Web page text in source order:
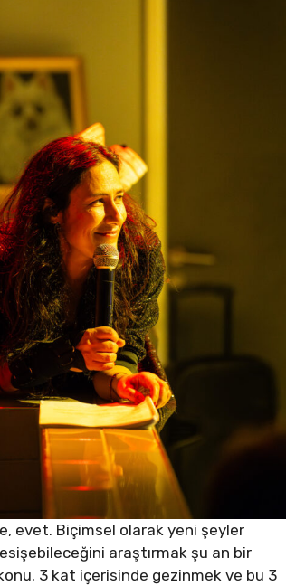
evet. Biçimsel olarak yeni şeyler
araştırmak şu an bir
3 kat içerisinde gezinmek ve bu 3